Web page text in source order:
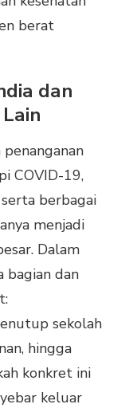
berat
dan
COVID-19,
berbagai
menjadi
Dalam
bagian dan
sekolah
hingga
konkret ini
keluar